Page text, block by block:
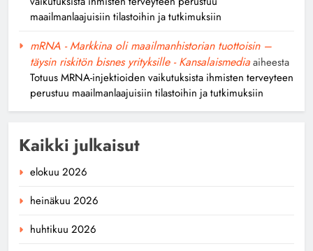
maailmanlaajuisiin tilastoihin ja tutkimuksiin
mRNA - Markkina oli maailmanhistorian tuottoisin –
täysin riskitön bisnes yrityksille - Kansalaismediaaiheesta
Totuus MRNA-injektioiden vaikutuksista ihmisten terveyteen
perustuu maailmanlaajuisiin tilastoihin ja tutkimuksiin
Kaikki julkaisut
elokuu 2026
heinäkuu 2026
huhtikuu 2026